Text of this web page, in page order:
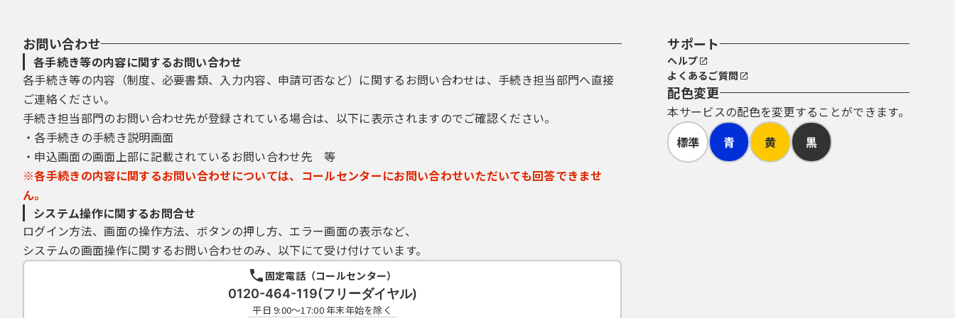
お問い合わせ
各手続き等の内容に関するお問い合わせ
各手続き等の内容（制度、必要書類、入力内容、申請可否など）に関するお問い合わせは、手続き担当部門へ直接
ご連絡ください。
手続き担当部門のお問い合わせ先が登録されている場合は、以下に表示されますのでご確認ください。
・各手続きの手続き説明画面
・申込画面の画面上部に記載されているお問い合わせ先 等
※各手続きの内容に関するお問い合わせについては、コールセンターにお問い合わせいただいても回答できませ
ん。
システム操作に関するお問合せ
ログイン方法、画面の操作方法、ボタンの押し方、エラー画面の表示など、
システムの画面操作に関するお問い合わせのみ、以下にて受け付けています。
固定電話（コールセンター）
0120-464-119(フリーダイヤル)
平日 9:00～17:00 年末年始を除く
サポート
ヘルプ
よくあるご質問
配色変更
本サービスの配色を変更することができます。
標準
青 黄 黒